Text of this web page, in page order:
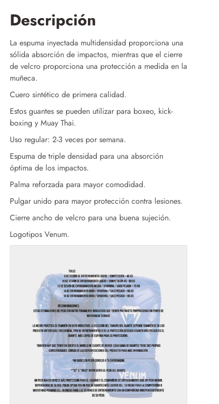
Descripción
La espuma inyectada multidensidad proporciona una
sólida absorción de impactos, mientras que el cierre
de velcro proporciona una protección a medida en la
muñeca.
Cuero sintético de primera calidad.
Estos guantes se pueden utilizar para boxeo, kick-
boxing y Muay Thai.
Uso regular: 2-3 veces por semana.
Espuma de triple densidad para una absorción
óptima de los impactos.
Palma reforzada para mayor comodidad.
Pulgar unido para mayor protección contra lesiones.
Cierre ancho de velcro para una buena sujeción.
Logotipos Venum.